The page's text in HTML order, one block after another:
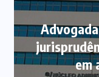
em